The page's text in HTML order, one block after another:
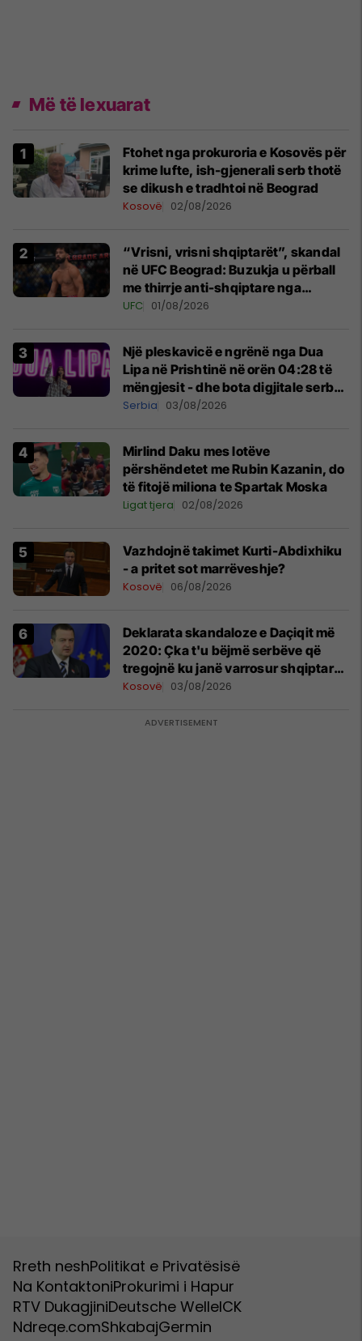
Më të lexuarat
Ftohet nga prokuroria e Kosovës për
krime lufte, ish-gjenerali serb thotë
se dikush e tradhtoi në Beograd
Kosovë 02/08/2026
“Vrisni, vrisni shqiptarët”, skandal
në UFC Beograd: Buzukja u përball
me thirrje anti-shqiptare nga
tribunat
UFC 01/08/2026
Një pleskavicë e ngrënë nga Dua
Lipa në Prishtinë në orën 04:28 të
mëngjesit - dhe bota digjitale serbe
shpall gjendjen e luftës
Serbia 03/08/2026
Mirlind Daku mes lotëve
përshëndetet me Rubin Kazanin, do
të fitojë miliona te Spartak Moska
Ligat tjera 02/08/2026
Vazhdojnë takimet Kurti-Abdixhiku
- a pritet sot marrëveshje?
Kosovë 06/08/2026
​Deklarata skandaloze e Daçiqit më
2020: Çka t'u bëjmë serbëve që
tregojnë ku janë varrosur shqiptarët
në Serbi
Kosovë 03/08/2026
Rreth neshPolitikat e Privatësisë
Na KontaktoniProkurimi i Hapur
RTV DukagjiniDeutsche WelleICK
Ndreqe.comShkabajGermin